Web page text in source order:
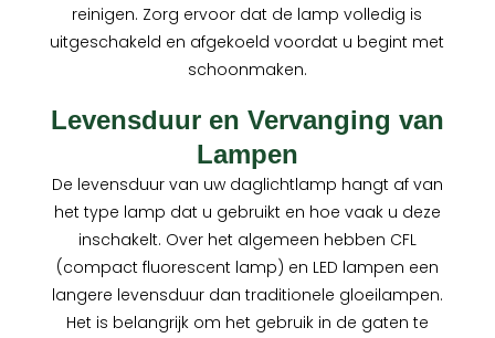
reinigen. Zorg ervoor dat de lamp volledig is
uitgeschakeld en afgekoeld voordat u begint met
schoonmaken.
Levensduur en Vervanging van
Lampen
De levensduur van uw daglichtlamp hangt af van
het type lamp dat u gebruikt en hoe vaak u deze
inschakelt. Over het algemeen hebben CFL
(compact fluorescent lamp) en LED lampen een
langere levensduur dan traditionele gloeilampen.
Het is belangrijk om het gebruik in de gaten te